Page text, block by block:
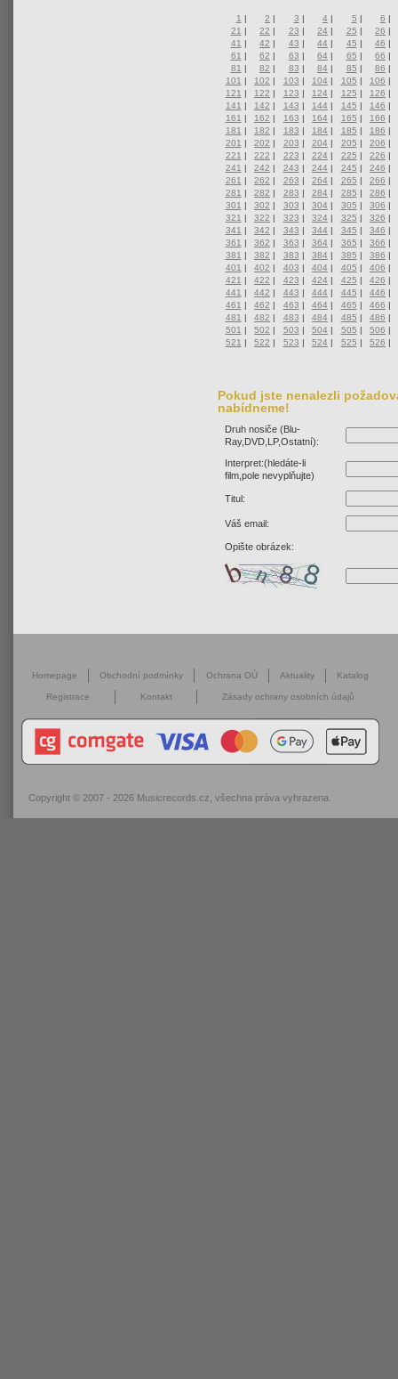
1 | 2 | 3 | 4 | 5 | 6 |
21 | 22 | 23 | 24 | 25 | 26 |
41 | 42 | 43 | 44 | 45 | 46 |
61 | 62 | 63 | 64 | 65 | 66 |
81 | 82 | 83 | 84 | 85 | 86 |
101 | 102 | 103 | 104 | 105 | 106 |
121 | 122 | 123 | 124 | 125 | 126 |
141 | 142 | 143 | 144 | 145 | 146 |
161 | 162 | 163 | 164 | 165 | 166 |
181 | 182 | 183 | 184 | 185 | 186 |
201 | 202 | 203 | 204 | 205 | 206 |
221 | 222 | 223 | 224 | 225 | 226 |
241 | 242 | 243 | 244 | 245 | 246 |
261 | 262 | 263 | 264 | 265 | 266 |
281 | 282 | 283 | 284 | 285 | 286 |
301 | 302 | 303 | 304 | 305 | 306 |
321 | 322 | 323 | 324 | 325 | 326 |
341 | 342 | 343 | 344 | 345 | 346 |
361 | 362 | 363 | 364 | 365 | 366 |
381 | 382 | 383 | 384 | 385 | 386 |
401 | 402 | 403 | 404 | 405 | 406 |
421 | 422 | 423 | 424 | 425 | 426 |
441 | 442 | 443 | 444 | 445 | 446 |
461 | 462 | 463 | 464 | 465 | 466 |
481 | 482 | 483 | 484 | 485 | 486 |
501 | 502 | 503 | 504 | 505 | 506 |
521 | 522 | 523 | 524 | 525 | 526 |
Pokud jste nenalezli
nabídneme!
Druh nosiče (Blu-
Ray,DVD,LP,Ostatní):
Interpret:(hledáte-li
film,pole nevyplňujte)
Titul:
Váš email:
Opište obrázek:
Homepage Obchodní podmínky Ochrana OÚ Aktuality Katalog
Registrace Kontakt Zásady ochrany osobních údajů
Copyright © 2007 - 2026 Musicrecords.cz , všechna práva vyhrazena.